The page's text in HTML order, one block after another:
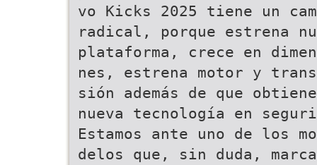
vo Kicks 2025 tiene un
radical, porque estrena
plataforma, crece en
nes, estrena motor y
sión además de que obtiene
nueva tecnología en
Estamos ante uno de los
delos que, sin duda,